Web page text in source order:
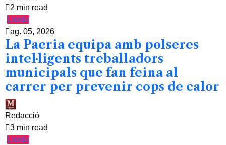
2 min read
Lleida
ag. 05, 2026
La Paeria equipa amb polseres
intel·ligents treballadors
municipals que fan feina al
carrer per prevenir cops de calor
Redacció
3 min read
Lleida